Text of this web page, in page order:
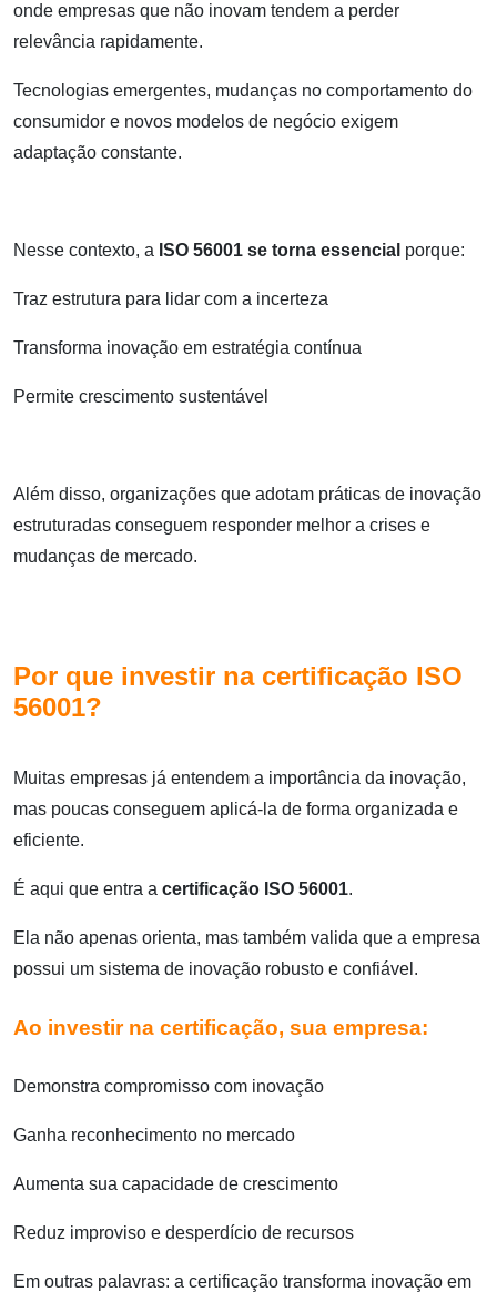
onde empresas que não inovam tendem a perder
relevância rapidamente.
Tecnologias emergentes, mudanças no comportamento do
consumidor e novos modelos de negócio exigem
adaptação constante.
Nesse contexto, a ISO 56001 se torna essencial porque:
Traz estrutura para lidar com a incerteza
Transforma inovação em estratégia contínua
Permite crescimento sustentável
Além disso, organizações que adotam práticas de inovação
estruturadas conseguem responder melhor a crises e
mudanças de mercado.
Por que investir na certificação ISO
56001?
Muitas empresas já entendem a importância da inovação,
mas poucas conseguem aplicá-la de forma organizada e
eficiente.
É aqui que entra a certificação ISO 56001.
Ela não apenas orienta, mas também valida que a empresa
possui um sistema de inovação robusto e confiável.
Ao investir na certificação, sua empresa:
Demonstra compromisso com inovação
Ganha reconhecimento no mercado
Aumenta sua capacidade de crescimento
Reduz improviso e desperdício de recursos
Em outras palavras: a certificação transforma inovação em